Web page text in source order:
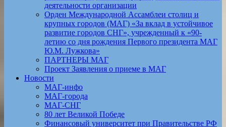
деятельности организации
Орден Международной Ассамблеи столиц и
крупных городов (МАГ) «За вклад в устойчивое
развитие городов СНГ», учрежденный к «90-
летию со дня рождения Первого президента МАГ
Ю.М. Лужкова»
ПАРТНЕРЫ МАГ
Проект Заявления о приеме в МАГ
Новости
МАГ-инфо
МАГ-города
МАГ-СНГ
80 лет Великой Победе
Финансовый университет при Правительстве РФ